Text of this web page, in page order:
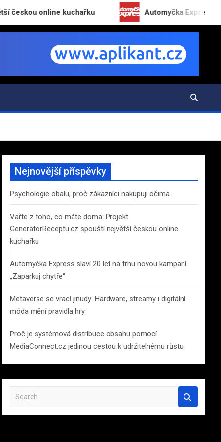
kuchařku Automyčka Express slaví 20 let
Nejnovější příspěvky
Psychologie obalu, proč zákazníci nakupují očima.
Vařte z toho, co máte doma: Projekt
GeneratorReceptu.cz spouští největší českou online
kuchařku
Automyčka Express slaví 20 let na trhu novou kampaní
„Zaparkuj chytře“
Metaverse se vrací jinudy: Hardware, streamy i digitální
móda mění pravidla hry
Proč je systémová distribuce obsahu pomocí
MediaConnect.cz jedinou cestou k udržitelnému růstu
a